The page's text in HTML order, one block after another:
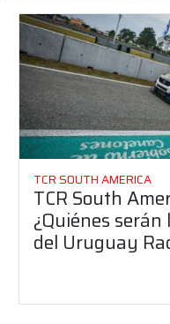
TCR SOUTH AMERICA
TCR South
¿Quiénes serán
del Uruguay